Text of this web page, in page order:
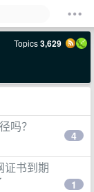
Topics3,629
吗？
4
证书到期
1